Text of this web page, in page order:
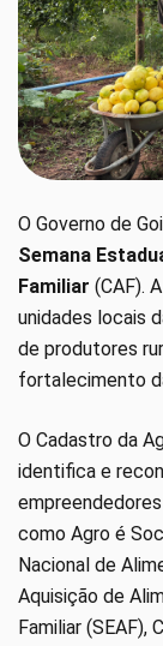
O Governo de
Semana
Familiar (CAF).
unidades locais
de produtores
fortalecimento
O Cadastro da
identifica e
como Agro é
Nacional de
Aquisição de
Familiar (SEAF),